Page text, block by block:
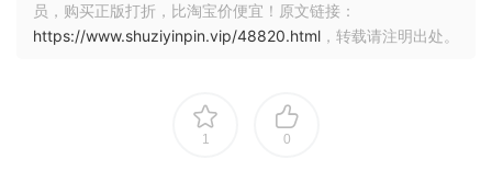
家、制作人和创作者轻松将创意变为现实。其拖放式工作流
程、通道和编曲概览，以及集成的 Fender Mustang 吉他和
手、更新的采样器、Studio Verb 和 Show Page 视频播放等工
员，购买正版打折，比淘宝价便宜！原文链接：
https://www.shuziyinpin.vip/48820.html ，转载请注明出处。
1 0